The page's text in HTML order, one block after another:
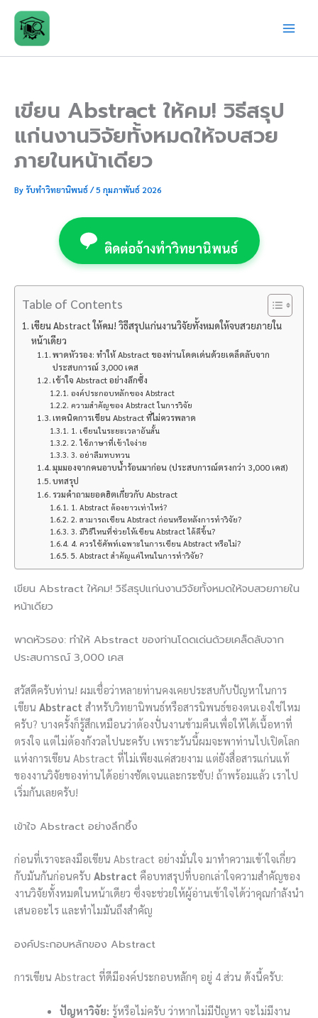
content
เขียน Abstract ให้คม! วิธีสรุป
แก่นงานวิจัยทั้งหมดให้จบสวย
ภายในหน้าเดียว
Byรับทำวิทยานิพนธ์/5 กุมภาพันธ์ 2026
ติดต่อจ้างทำวิทยานิพนธ์
Table of Contents
เขียน Abstract ให้คม! วิธีสรุปแก่นงานวิจัยทั้งหมดให้จบสวยภายใน
หน้าเดียว
พาดหัวรอง: ทำให้ Abstract ของท่านโดดเด่นด้วยเคล็ดลับจาก
ประสบการณ์ 3,000 เคส
เข้าใจ Abstract อย่างลึกซึ้ง
องค์ประกอบหลักของ Abstract
ความสำคัญของ Abstract ในการวิจัย
เทคนิคการเขียน Abstract ที่ไม่ควรพลาด
1. เขียนในระยะเวลาอันสั้น
2. ใช้ภาษาที่เข้าใจง่าย
3. อย่าลืมทบทวน
มุมมองจากคนอาบน้ำร้อนมาก่อน (ประสบการณ์ตรงกว่า 3,000 เคส)
บทสรุป
รวมคำถามยอดฮิตเกี่ยวกับ Abstract
1. Abstract ต้องยาวเท่าไหร่?
2. สามารถเขียน Abstract ก่อนหรือหลังการทำวิจัย?
3. มีวิธีไหนที่ช่วยให้เขียน Abstract ได้ดีขึ้น?
4. ควรใช้ศัพท์เฉพาะในการเขียน Abstract หรือไม่?
5. Abstract สำคัญแค่ไหนในการทำวิจัย?
เขียน Abstract ให้คม! วิธีสรุปแก่นงานวิจัยทั้งหมดให้จบสวยภายใน
หน้าเดียว
พาดหัวรอง: ทำให้ Abstract ของท่านโดดเด่นด้วยเคล็ดลับจาก
ประสบการณ์ 3,000 เคส
สวัสดีครับท่าน! ผมเชื่อว่าหลายท่านคงเคยประสบกับปัญหาในการ
เขียน Abstract สำหรับวิทยานิพนธ์หรือสารนิพนธ์ของตนเองใช่ไหม
ครับ? บางครั้งก็รู้สึกเหมือนว่าต้องปั่นงานข้ามคืนเพื่อให้ได้เนื้อหาที่
ตรงใจ แต่ไม่ต้องกังวลไปนะครับ เพราะวันนี้ผมจะพาท่านไปเปิดโลก
แห่งการเขียน Abstract ที่ไม่เพียงแค่สวยงาม แต่ยังสื่อสารแก่นแท้
ของงานวิจัยของท่านได้อย่างชัดเจนและกระชับ! ถ้าพร้อมแล้ว เราไป
เริ่มกันเลยครับ!
เข้าใจ Abstract อย่างลึกซึ้ง
ก่อนที่เราจะลงมือเขียน Abstract อย่างมั่นใจ มาทำความเข้าใจเกี่ยว
กับมันกันก่อนครับ Abstract คือบทสรุปที่บอกเล่าใจความสำคัญของ
งานวิจัยทั้งหมดในหน้าเดียว ซึ่งจะช่วยให้ผู้อ่านเข้าใจได้ว่าคุณกำลังนำ
เสนออะไร และทำไมมันถึงสำคัญ
องค์ประกอบหลักของ Abstract
การเขียน Abstract ที่ดีมีองค์ประกอบหลักๆ อยู่ 4 ส่วน ดังนี้ครับ:
ปัญหาวิจัย: รู้หรือไม่ครับ ว่าหากไม่มีปัญหา จะไม่มีงาน